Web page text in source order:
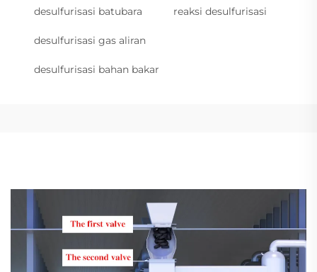
desulfurisasi batubara reaksi desulfurisasi
desulfurisasi gas aliran
desulfurisasi bahan bakar